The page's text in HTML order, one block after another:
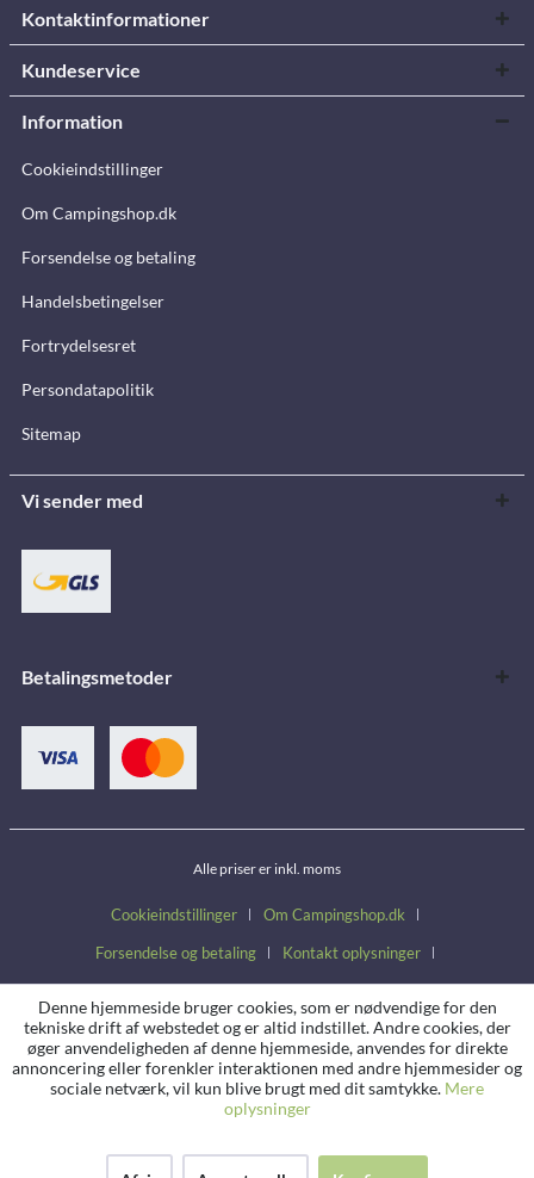
Kontaktinformationer
Kundeservice
Information
Cookieindstillinger
Om Campingshop.dk
Forsendelse og betaling
Handelsbetingelser
Fortrydelsesret
Persondatapolitik
Sitemap
Vi sender med
Betalingsmetoder
Alle priser er inkl. moms
Cookieindstillinger
Om Campingshop.dk
Forsendelse og betaling
Kontakt oplysninger
Handelsbetingelser
Fortrydelsesret Persondatapolitik
Denne hjemmeside bruger cookies, som er nødvendige for den
tekniske drift af webstedet og er altid indstillet. Andre cookies, der
øger anvendeligheden af denne hjemmeside, anvendes for direkte
annoncering eller forenkler interaktionen med andre hjemmesider og
sociale netværk, vil kun blive brugt med dit samtykke. Mere
oplysninger